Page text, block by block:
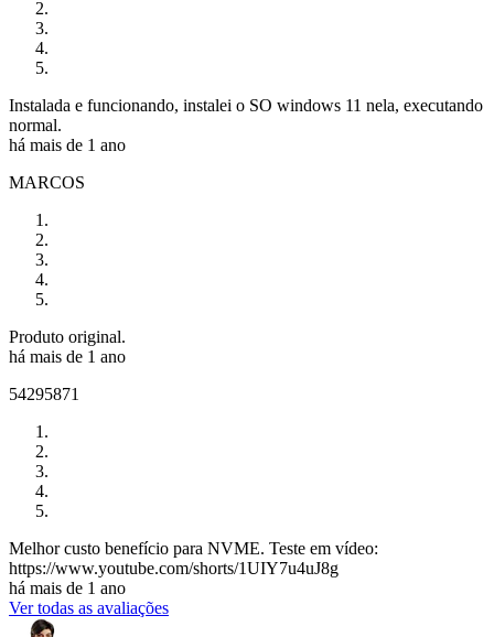
Instalada e funcionando, instalei o SO windows 11 nela, executando
normal.
há mais de 1 ano
MARCOS
Produto original.
há mais de 1 ano
54295871
Melhor custo benefício para NVME. Teste em vídeo:
https://www.youtube.com/shorts/1UIY7u4uJ8g
há mais de 1 ano
Ver todas as avaliações